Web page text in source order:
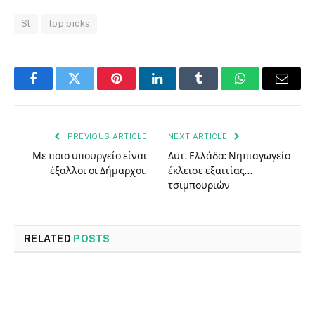
Sl top picks
FacebookTwitter PinterestLinkedInTumblr WhatsAppEmail
PREVIOUS ARTICLE
Με ποιο υπουργείο είναι
έξαλλοι οι Δήμαρχοι.
NEXT ARTICLE
Δυτ. Ελλάδα: Νηπιαγωγείο
έκλεισε εξαιτίας…
τσιμπουριών
RELATED POSTS